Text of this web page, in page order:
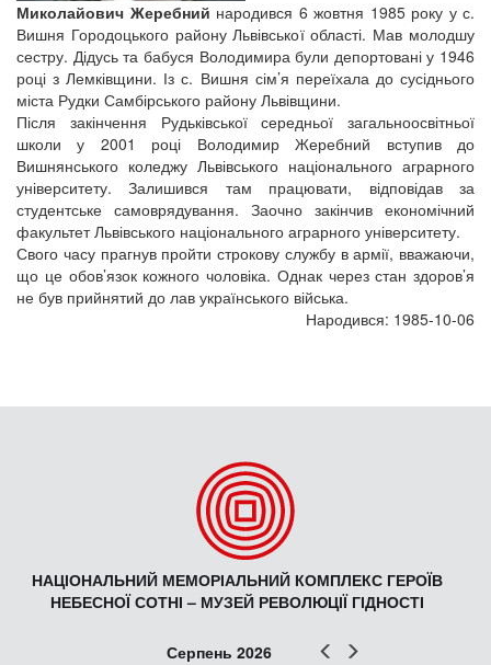
Миколайович Жеребний народився 6 жовтня 1985 року у с.
Вишня Городоцького району Львівської області. Мав молодшу
сестру. Дідусь та бабуся Володимира були депортовані у 1946
році з Лемківщини. Із с. Вишня сім’я переїхала до сусіднього
міста Рудки Самбірського району Львівщини.
Після закінчення Рудьківської середньої загальноосвітньої
школи у 2001 році Володимир Жеребний вступив до
Вишнянського коледжу Львівського національного аграрного
університету. Залишився там працювати, відповідав за
студентське самоврядування. Заочно закінчив економічний
факультет Львівського національного аграрного університету.
Свого часу прагнув пройти строкову службу в армії, вважаючи,
що це обов’язок кожного чоловіка. Однак через стан здоров’я
не був прийнятий до лав українського війська.
Народився: 1985-10-06
НАЦІОНАЛЬНИЙ МЕМОРІАЛЬНИЙ КОМПЛЕКС ГЕРОЇВ
НЕБЕСНОЇ СОТНІ – МУЗЕЙ РЕВОЛЮЦІЇ ГІДНОСТІ
Попер
Серпень 2026